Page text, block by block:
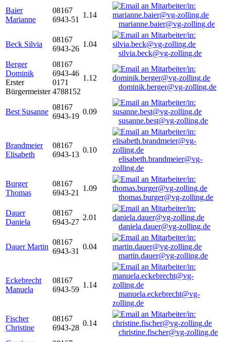
Baier
Marianne
08167
6943-51
1.14
marianne.baier@vg-zolling.de
Beck Silvia
08167
6943-26
1.04
silvia.beck@vg-zolling.de
Berger
Dominik
Erster
Bürgermeister
08167
6943-46
0171
4788152
1.12
dominik.berger@vg-zolling.de
Best Susanne
08167
6943-19
0.09
susanne.best@vg-zolling.de
Brandmeier
Elisabeth
08167
6943-13
0.10
elisabeth.brandmeier@vg-
zolling.de
Burger
Thomas
08167
6943-21
1.09
thomas.burger@vg-zolling.de
Dauer
Daniela
08167
6943-27
2.01
daniela.dauer@vg-zolling.de
Dauer Martin
08167
6943-31
0.04
martin.dauer@vg-zolling.de
Eckebrecht
Manuela
08167
6943-59
1.14
manuela.eckebrecht@vg-
zolling.de
Fischer
Christine
08167
6943-28
0.14
christine.fischer@vg-zolling.de